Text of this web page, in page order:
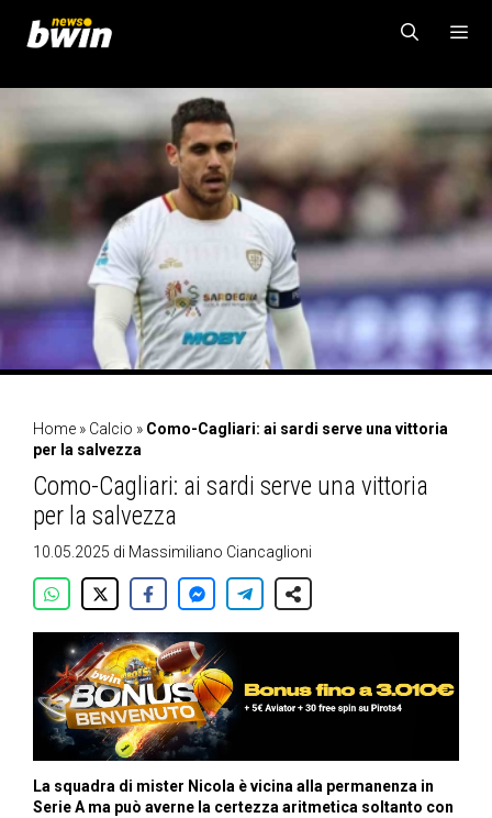
contenuto
MENU
Home » Calcio » Como-Cagliari: ai sardi serve una vittoria
per la salvezza
Como-Cagliari: ai sardi serve una vittoria
per la salvezza
10.05.2025 di Massimiliano Ciancaglioni
La squadra di mister Nicola è vicina alla permanenza in
Serie A ma può averne la certezza aritmetica soltanto con